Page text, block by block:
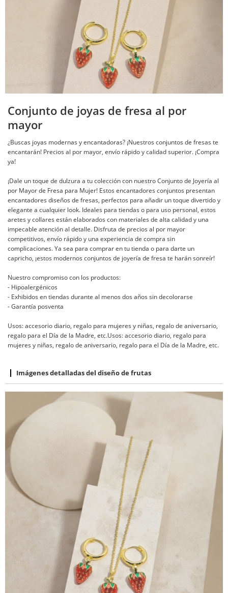
Conjunto de joyas de fresa al por
mayor
¿Buscas joyas modernas y encantadoras? ¡Nuestros conjuntos de fresas te
encantarán! Precios al por mayor, envío rápido y calidad superior. ¡Compra
ya!
¡Dale un toque de dulzura a tu colección con nuestro Conjunto de Joyería al
por Mayor de Fresa para Mujer! Estos encantadores conjuntos presentan
encantadores diseños de fresas, perfectos para añadir un toque divertido y
elegante a cualquier look. Ideales para tiendas o para uso personal, estos
aretes y collares están elaborados con materiales de alta calidad y una
impecable atención al detalle. Disfruta de precios al por mayor
competitivos, envío rápido y una experiencia de compra sin
complicaciones. Ya sea para comprar en tu tienda o para darte un
capricho, ¡estos modernos conjuntos de joyería de fresa te harán sonreír!
Nuestro compromiso con los productos:
- Hipoalergénicos
- Exhibidos en tiendas durante al menos dos años sin decolorarse
- Garantía posventa
Usos: accesorio diario, regalo para mujeres y niñas, regalo de aniversario,
regalo para el Día de la Madre, etc.Usos: accesorio diario, regalo para
mujeres y niñas, regalo de aniversario, regalo para el Día de la Madre, etc.
Imágenes detalladas del diseño de frutas